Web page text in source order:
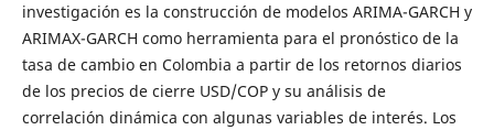
investigación es la construcción de modelos ARIMA-GARCH y
ARIMAX-GARCH como herramienta para el pronóstico de la
tasa de cambio en Colombia a partir de los retornos diarios
de los precios de cierre USD/COP y su análisis de
correlación dinámica con algunas variables de interés. Los